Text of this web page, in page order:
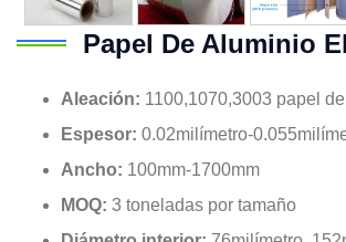
Papel De Aluminio
Aleación: 1100,1070,3003 papel
Espesor: 0.02milímetro-
Ancho: 100mm-1700mm
MOQ: 3 toneladas por tamaño